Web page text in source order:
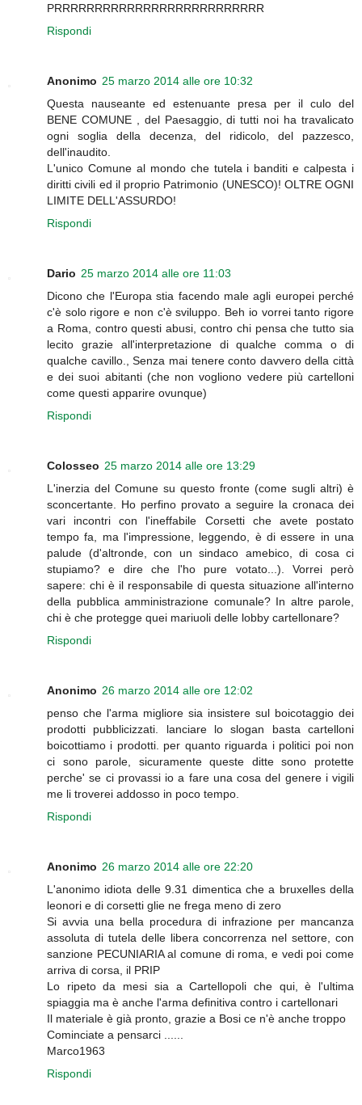
PRRRRRRRRRRRRRRRRRRRRRRRRRR
Rispondi
Anonimo 25 marzo 2014 alle ore 10:32
Questa nauseante ed estenuante presa per il culo del
BENE COMUNE , del Paesaggio, di tutti noi ha travalicato
ogni soglia della decenza, del ridicolo, del pazzesco,
dell'inaudito.
L'unico Comune al mondo che tutela i banditi e calpesta i
diritti civili ed il proprio Patrimonio (UNESCO)! OLTRE OGNI
LIMITE DELL'ASSURDO!
Rispondi
Dario 25 marzo 2014 alle ore 11:03
Dicono che l'Europa stia facendo male agli europei perché
c'è solo rigore e non c'è sviluppo. Beh io vorrei tanto rigore
a Roma, contro questi abusi, contro chi pensa che tutto sia
lecito grazie all'interpretazione di qualche comma o di
qualche cavillo., Senza mai tenere conto davvero della città
e dei suoi abitanti (che non vogliono vedere più cartelloni
come questi apparire ovunque)
Rispondi
Colosseo 25 marzo 2014 alle ore 13:29
L'inerzia del Comune su questo fronte (come sugli altri) è
sconcertante. Ho perfino provato a seguire la cronaca dei
vari incontri con l'ineffabile Corsetti che avete postato
tempo fa, ma l'impressione, leggendo, è di essere in una
palude (d'altronde, con un sindaco amebico, di cosa ci
stupiamo? e dire che l'ho pure votato...). Vorrei però
sapere: chi è il responsabile di questa situazione all'interno
della pubblica amministrazione comunale? In altre parole,
chi è che protegge quei mariuoli delle lobby cartellonare?
Rispondi
Anonimo 26 marzo 2014 alle ore 12:02
penso che l'arma migliore sia insistere sul boicotaggio dei
prodotti pubblicizzati. lanciare lo slogan basta cartelloni
boicottiamo i prodotti. per quanto riguarda i politici poi non
ci sono parole, sicuramente queste ditte sono protette
perche' se ci provassi io a fare una cosa del genere i vigili
me li troverei addosso in poco tempo.
Rispondi
Anonimo 26 marzo 2014 alle ore 22:20
L'anonimo idiota delle 9.31 dimentica che a bruxelles della
leonori e di corsetti glie ne frega meno di zero
Si avvia una bella procedura di infrazione per mancanza
assoluta di tutela delle libera concorrenza nel settore, con
sanzione PECUNIARIA al comune di roma, e vedi poi come
arriva di corsa, il PRIP
Lo ripeto da mesi sia a Cartellopoli che qui, è l'ultima
spiaggia ma è anche l'arma definitiva contro i cartellonari
Il materiale è già pronto, grazie a Bosi ce n'è anche troppo
Cominciate a pensarci ......
Marco1963
Rispondi